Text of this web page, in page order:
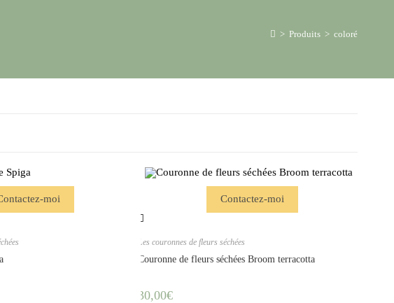
> Produits > coloré
moi Contactez-moi
Les couronnes de fleurs séchées
Couronne de fleurs séchées Broom terracotta
30,00€